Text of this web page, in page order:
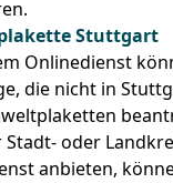
Stuttgart
Onlinedienst
die nicht in
Stadt- oder
anbieten,